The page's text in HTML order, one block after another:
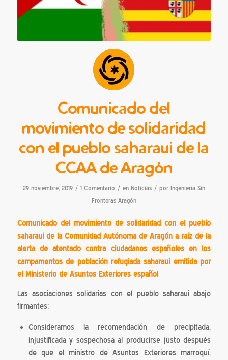
Comunicado del
movimiento de solidaridad
con el pueblo saharaui de la
CCAA de Aragón
29 noviembre, 2019 / 1 Comentario / en Noticias / por Ingeniería Sin
Fronteras Aragón
Comunicado del movimiento de solidaridad con el pueblo
saharaui de la Comunidad Autónoma de Aragón a raíz de la
alerta de atentado contra ciudadanos españoles en los
campamentos de población refugiada saharaui emitida por
el Ministerio de Asuntos Exteriores español
Las asociaciones solidarias con el pueblo saharaui abajo
firmantes:
Consideramos la recomendación de precipitada,
injustificada y sospechosa al producirse justo después
de que el ministro de Asuntos Exteriores marroquí,